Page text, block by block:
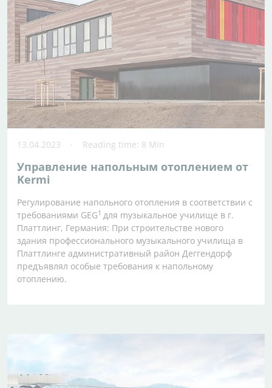
13.04.2023 Reading time: 8 Min
Управление напольным отоплением от
Kermi
Регулирование напольного отопления в соответствии с
требованиями GEG1 для mузыкальное училище в г.
Платтлинг, Германия: При строительстве нового
здания профессионального музыкального училища в
Платтлинге административный район Деггендорф
предъявлял особые требования к напольному
отоплению.